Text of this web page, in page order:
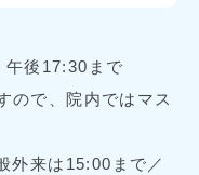
午後17:30まで
ので、院内ではマス
外来は15:00まで／